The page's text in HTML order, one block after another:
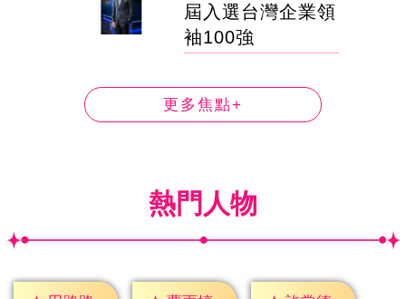
屆入選台灣企業領
袖100強
更多焦點+
熱門人物